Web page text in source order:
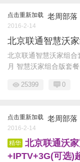
点击重新加载 老周部落
2016-2-14
北京联通智慧沃
北京联通智慧沃家组
月 智慧沃家组合版套
25399 0
点击重新加载 老周部落
2016-2-14
精华 北京联通沃
+IPTV+3G(可选)